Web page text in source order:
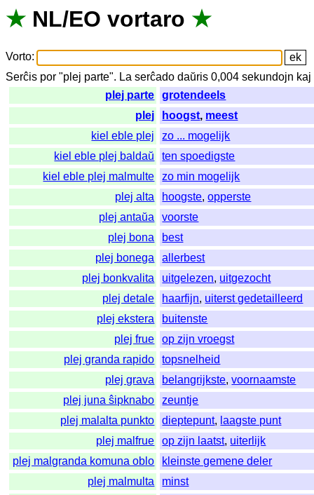
★ NL/EO vortaro ★
Vorto:
Serĉis por "plej parte". La serĉado daŭris 0,004sekundojn kaj
plej parte
grotendeels
plej
hoogst, meest
kiel eble plej
zo ... mogelijk
kiel eble plej baldaŭ
ten spoedigste
kiel eble plej malmulte
zo min mogelijk
plej alta
hoogste,opperste
plej antaŭa
voorste
plej bona
best
plej bonega
allerbest
plej bonkvalita
uitgelezen, uitgezocht
plej detale
haarfijn, uiterst gedetailleerd
plej ekstera
buitenste
plej frue
op zijn vroegst
plej granda rapido
topsnelheid
plej grava
belangrijkste,voornaamste
plej juna ŝipknabo
zeuntje
plej malalta punkto
dieptepunt, laagste punt
plej malfrue
op zijn laatst, uiterlijk
plej malgranda komuna oblo
kleinste gemene deler
plej malmulta
minst